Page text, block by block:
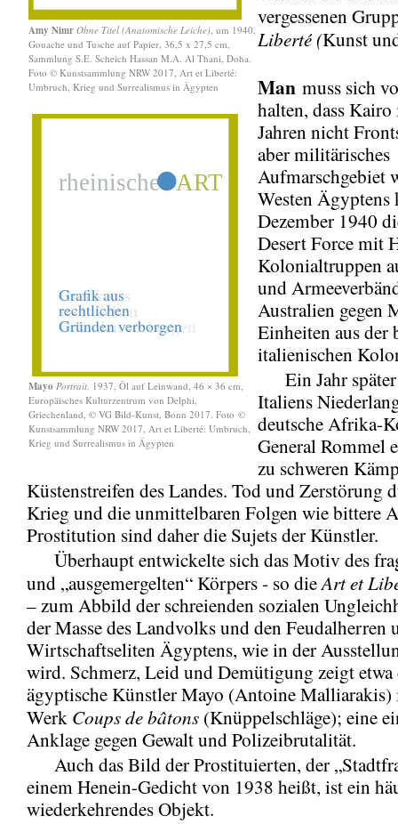
Amy Nimr Ohne Titel (Anatomische Leiche) , um 1940,
Gouache und Tusche auf Papier, 36,5 x 27,5 cm,
Sammlung S.E. Scheich Hassan M.A. Al Thani, Doha.
Foto © Kunstsammlung NRW 2017, Art et Liberté:
Umbruch, Krieg und Surrealismus in Ägypten
Mayo Portrait, 1937, Öl auf Leinwand, 46 × 36 cm,
Europäisches Kulturzentrum von Delphi,
Griechenland, © VG Bild-Kunst, Bonn 2017. Foto ©
Kunstsammlung NRW 2017, Art et Liberté: Umbruch,
Krieg und Surrealismus in Ägypten
vergessenen
Liberté (Kunst
Man muss sich
halten, dass
Jahren nicht
aber militärisches
Aufmarschgebiet
Westen Ägyptens
Dezember 1940
Desert Force mit
Kolonialtruppen
und
Australien gegen
Einheiten aus der
italienischen
Ein Jahr
Italiens
deutsche Afrika-
General Rommel
zu schweren
Küstenstreifen des Landes. Tod und Zerstörung
Krieg und die unmittelbaren Folgen wie bittere
Prostitution sind daher die Sujets der Künstler.
Überhaupt entwickelte sich das Motiv des
und „ausgemergelten“ Körpers - so dieArt et
– zum Abbild der schreienden sozialen
der Masse des Landvolks und den Feudalherren
Wirtschaftseliten Ägyptens, wie in der
wird. Schmerz, Leid und Demütigung zeigt etwa
ägyptische Künstler Mayo (Antoine Malliarakis)
Werk Coups de bâtons (Knüppelschläge); eine
Anklage gegen Gewalt und Polizeibrutalität.
Auch das Bild der Prostituierten, der
einem Henein-Gedicht von 1938 heißt, ist ein
wiederkehrendes Objekt.